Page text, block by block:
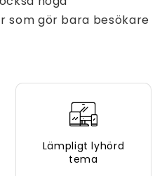
som gör bara besökare
Lämpligt lyhörd
tema